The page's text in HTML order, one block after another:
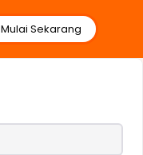
Mulai Sekarang